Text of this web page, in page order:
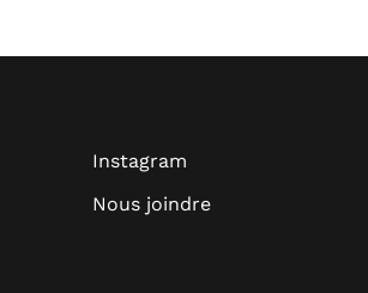
Instagram
Nous joindre